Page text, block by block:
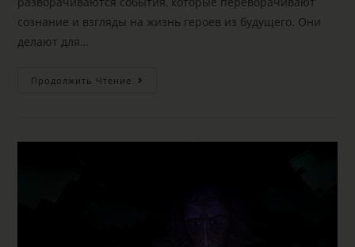
сознание и взгляды на жизнь героев из будущего. Они
делают для…
Продолжить Чтение